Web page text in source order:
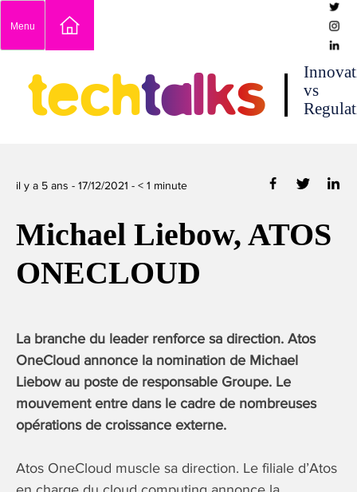
content
Menu
techtalks
vs
il y a 5 ans - 17/12/2021 - < 1 minute
Michael Liebow, ATOS
ONECLOUD
La branche du leader renforce sa direction. Atos
OneCloud annonce la nomination de Michael
Liebow au poste de responsable Groupe. Le
mouvement entre dans le cadre de nombreuses
opérations de croissance externe.
Atos OneCloud muscle sa direction. Le filiale d’Atos